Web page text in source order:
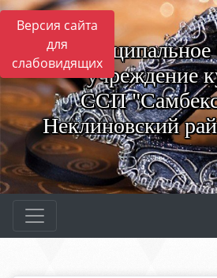
Версия сайта
для
слабовидящих
Муниципальное
учреждение
ССП
Неклиновский